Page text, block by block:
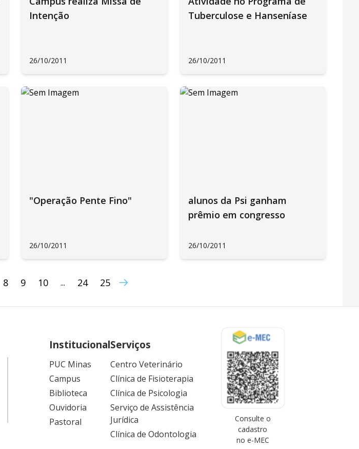
Intenção
26/10/2011
Tuberculose e Hanseníase
26/10/2011
"Operação Pente Fino"
26/10/2011
alunos da Psi ganham
prêmio em congresso
26/10/2011
8 9 10 ... 24 25
Institucional
PUC Minas
Campus
Biblioteca
Ouvidoria
Pastoral
Serviços
Centro Veterinário
Clínica de Fisioterapia
Clínica de Psicologia
Serviço de Assistência
Jurídica
Clínica de Odontologia
Consulte o
cadastro
no e-MEC